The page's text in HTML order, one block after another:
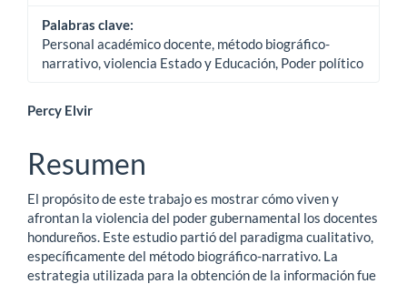
Palabras clave:
Personal académico docente, método biográfico-
narrativo, violencia Estado y Educación, Poder político
Contenido
principal
del
artículo
Percy Elvir
Resumen
El propósito de este trabajo es mostrar cómo viven y
afrontan la violencia del poder gubernamental los docentes
hondureños. Este estudio partió del paradigma cualitativo,
específicamente del método biográfico-narrativo. La
estrategia utilizada para la obtención de la información fue